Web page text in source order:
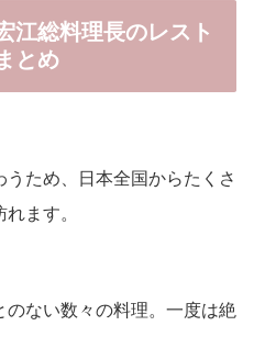
江総料理長のレスト
とめ
ため、日本全国からたくさ
ます。
ない数々の料理。一度は絶